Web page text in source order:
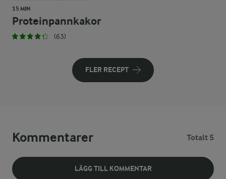
15 MIN
Proteinpannkakor
(63)
FLER RECEPT
Kommentarer Totalt 5
LÄGG TILL KOMMENTAR